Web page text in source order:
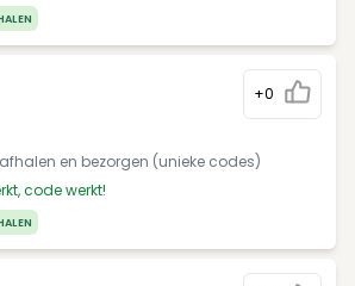
+0
en bezorgen (unieke codes)
code werkt!